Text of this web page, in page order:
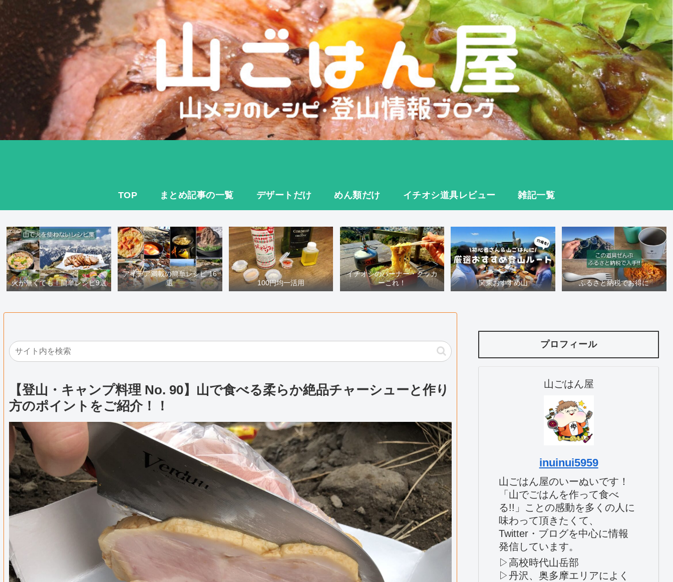
TOP まとめ記事の一覧 デザートだけ めん類だけ イチオシ道具レビュー 雑記一覧
火が無くても！簡単レシピ9選
アイデア満載の簡単レシピ 16
選
100円均一活用
イチオシのバーナー・クッカ
ーこれ！
関東おすすめ山 ふるさと納税でお得に
【登山・キャンプ料理 No. 90】山で食べる柔らか絶品チャーシューと作り
方のポイントをご紹介！！
プロフィール
山ごはん屋
inuinui5959
山ごはん屋のいーぬいです！
「山でごはんを作って食べ
る!!」ことの感動を多くの人に
味わって頂きたくて、
Twitter・ブログを中心に情報
発信しています。
▷高校時代山岳部
▷丹沢、奥多摩エリアによく